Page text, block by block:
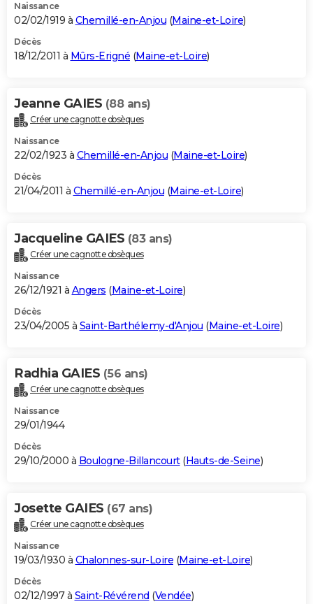
Naissance
02/02/1919 à Chemillé-en-Anjou (Maine-et-Loire)
Décès
18/12/2011 à Mûrs-Erigné (Maine-et-Loire)
Jeanne GAIES (88 ans)
Créer une cagnotte obsèques
Naissance
22/02/1923 à Chemillé-en-Anjou (Maine-et-Loire)
Décès
21/04/2011 à Chemillé-en-Anjou (Maine-et-Loire)
Jacqueline GAIES (83 ans)
Créer une cagnotte obsèques
Naissance
26/12/1921 à Angers (Maine-et-Loire)
Décès
23/04/2005 à Saint-Barthélemy-d'Anjou (Maine-et-Loire)
Radhia GAIES (56 ans)
Créer une cagnotte obsèques
Naissance
29/01/1944
Décès
29/10/2000 à Boulogne-Billancourt(Hauts-de-Seine)
Josette GAIES (67 ans)
Créer une cagnotte obsèques
Naissance
19/03/1930 à Chalonnes-sur-Loire (Maine-et-Loire)
Décès
02/12/1997 à Saint-Révérend (Vendée)